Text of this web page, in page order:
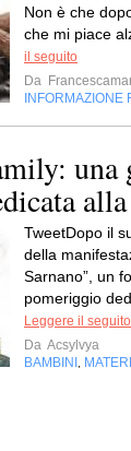
Non è che
che mi piace
il seguito
Da
INFORMAZIONE
una
TweetDopo il
della
Sarnano”, un
pomeriggio
Leggere il seguito
Da Acsylvya
BAMBINI